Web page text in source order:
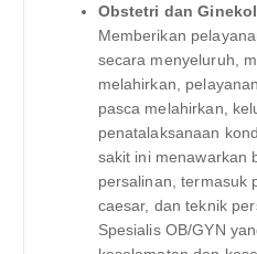
Obstetri dan
Memberikan
secara menyeluruh,
melahirkan,
pasca melahirkan,
penatalaksanaan
sakit ini menawarkan
persalinan, termasuk
caesar, dan teknik
Spesialis OB/GYN